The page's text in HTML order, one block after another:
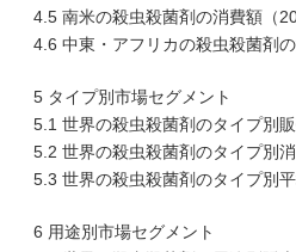
4.5 南米の殺虫殺菌剤の消費額（
4.6 中東・アフリカの殺虫殺菌剤
5 タイプ別市場セグメント
5.1 世界の殺虫殺菌剤のタイプ別
5.2 世界の殺虫殺菌剤のタイプ別
5.3 世界の殺虫殺菌剤のタイプ別
6 用途別市場セグメント